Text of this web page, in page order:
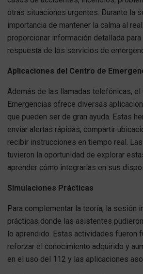
otras situaciones urgentes. Durante la
importancia de mantener la calma al
proporcionar información detallada
respuesta de los servicios de
Aplicaciones del Centro de
Además de las llamadas telefónicas, el
Emergencias ofrece diversas
que pueden ser de gran ayuda. Estas
enviar alertas rápidas, compartir
recibir instrucciones en tiempo real.
tuvieron la oportunidad de explorar
aprender cómo integrarlas en sus
Simulaciones Prácticas
Para complementar la teoría, la sesión
prácticas donde las asistentes
lo aprendido. Estas actividades fueron
reforzar el conocimiento adquirido y
en el uso del 112 y las aplicaciones